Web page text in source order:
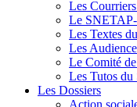
Les
Le SNETAP-
Les Textes
Les
Le Comité
Les Tutos
Les Dossiers
Action